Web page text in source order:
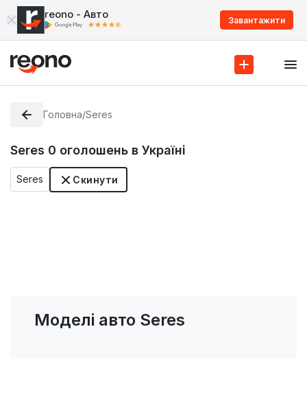
reono - Авто Завантажити
Головна/Seres
Seres 0 оголошень в Україні
Seres Скинути
Моделі авто Seres